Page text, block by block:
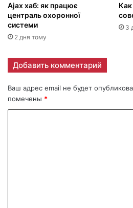
Ajax хаб: як працює
централь охоронної
системи
2 дня тому
3
Добавить комментарий
Ваш адрес email не будет
помечены *